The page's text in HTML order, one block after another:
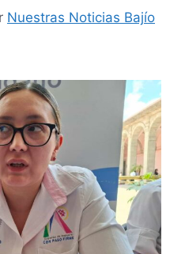
Nuestras Noticias Bajío